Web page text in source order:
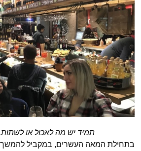
תמיד יש מה לאכול או
בתחילת המאה העשרים, במקביל להמשך